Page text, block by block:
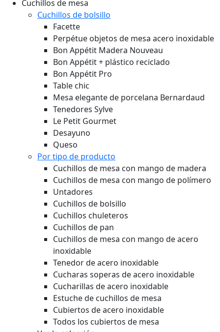
Cuchillos de mesa
Cuchillos de bolsillo
Facette
Perpétue objetos de mesa acero inoxidable
Bon Appétit Madera Nouveau
Bon Appétit + plástico reciclado
Bon Appétit Pro
Table chic
Mesa elegante de porcelana Bernardaud
Tenedores Sylve
Le Petit Gourmet
Desayuno
Queso
Por tipo de producto
Cuchillos de mesa con mango de madera
Cuchillos de mesa con mango de polímero
Untadores
Cuchillos de bolsillo
Cuchillos chuleteros
Cuchillos de pan
Cuchillos de mesa con mango de acero
inoxidable
Tenedor de acero inoxidable
Cucharas soperas de acero inoxidable
Cucharillas de acero inoxidable
Estuche de cuchillos de mesa
Cubiertos de acero inoxidable
Todos los cubiertos de mesa